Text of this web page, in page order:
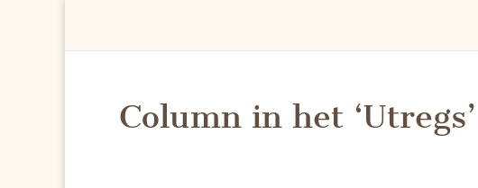
Column in het